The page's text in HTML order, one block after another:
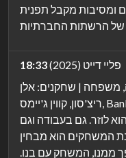
ומסיבות מקבל תפנית
18:33
פליי דייט (2025)
משפחה | שחקנים: אלן
ריצ'סון, קווין ג'יימס, Banks Pierce, Benjamin Pajak, אלן
לוזר. גם בעבודה וגם
המשחקים הוא מבחין
ממנו, המשחק עם בנו.